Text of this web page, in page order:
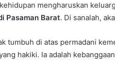
mengharuskan
Pasaman Barat. Di sanalah,
tumbuh di atas permadani
hakiki. Ia adalah